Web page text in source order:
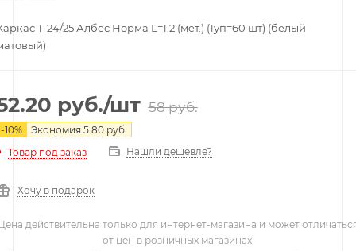
T-24/25 Албес Норма L=1,2 (мет.) (1уп=60 шт) (белый
руб./шт 58руб.
-10% Экономия 5.80руб.
Товар под заказ
Нашли дешевле?
Хочу в подарок
действительна только для интернет-магазина и может
от цен в розничных магазинах.